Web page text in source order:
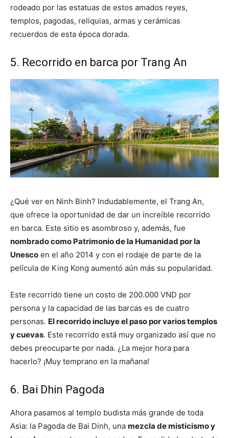
rodeado por las estatuas de estos amados reyes,
templos, pagodas, reliquias, armas y cerámicas
recuerdos de esta época dorada.
5. Recorrido en barca por Trang An
¿Qué ver en Ninh Binh? Indudablemente, el Trang An,
que ofrece la oportunidad de dar un increíble recorrido
en barca. Este sitio es asombroso y, además, fue
nombrado como Patrimonio de la Humanidad por la
Unesco en el año 2014 y con el rodaje de parte de la
película de King Kong aumentó aún más su popularidad.
Este recorrido tiene un costo de 200.000 VND por
persona y la capacidad de las barcas es de cuatro
personas. El recorrido incluye el paso por varios templos
y cuevas. Este recorrido está muy organizado así que no
debes preocuparte por nada. ¿La mejor hora para
hacerlo? ¡Muy temprano en la mañana!
6. Bai Dhin Pagoda
Ahora pasamos al templo budista más grande de toda
Asia: la Pagoda de Bai Dinh, una mezcla de misticismo y